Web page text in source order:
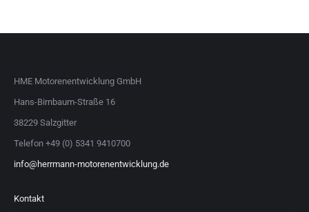
HME Motorenentwicklung GmbH
Hans-Birnbaum-Straße 16
38229 Salzgitter
Telefon +49 (0) 5341 9410700
info@herrmann-motorenentwicklung.de
Kontakt